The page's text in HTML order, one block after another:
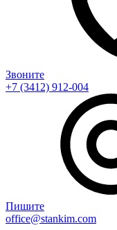
Звоните
+7 (3412) 912-004
Пишите
office@stankim.com